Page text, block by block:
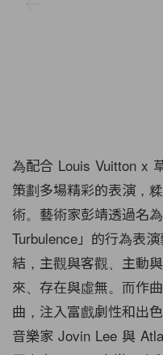
為配合 Louis Vuitton x
策劃多場精彩的表演，
術。藝術家彭靖透過名
Turbulence」的行為表
結，主觀與客觀、主動
來、存在與虛無。而作
曲，注入富戲劇性和出
音樂家 Jovin Lee 與